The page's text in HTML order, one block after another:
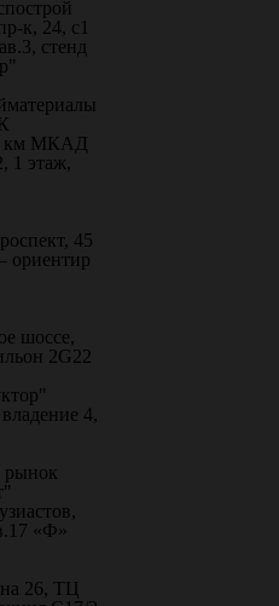
к, 24, с1
стенд
км МКАД
1 этаж,
45
ориентир
шоссе,
2G22
4,
рынок
«Ф»
26, ТЦ